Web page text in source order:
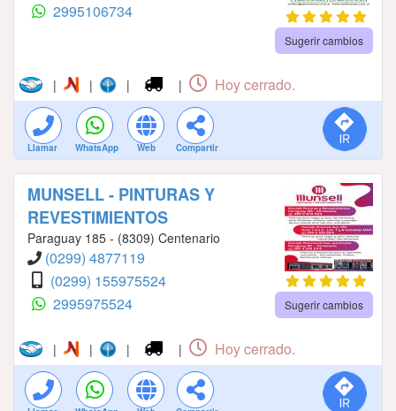
2995106734
Sugerir cambios
| | | | Hoy cerrado.
Llamar WhatsApp Web Compartir
MUNSELL - PINTURAS Y
REVESTIMIENTOS
Paraguay 185 - (8309) Centenario
(0299) 4877119
(0299) 155975524
2995975524
Sugerir cambios
| | | | Hoy cerrado.